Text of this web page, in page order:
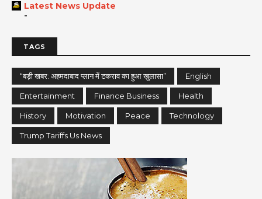
Latest News Update
-
TAGS
“बड़ी खबर: अहमदाबाद प्लान में टकराव का हुआ खुलासा” English
Entertainment Finance Business Health
History Motivation Peace Technology
Trump Tariffs Us News